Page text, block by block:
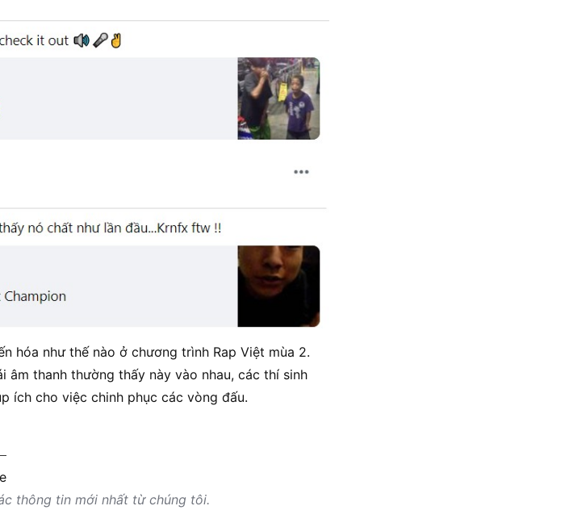
hóa như thế nào ở chương trình Rap Việt mùa 2.
âm thanh thường thấy này vào nhau, các thí sinh
ích cho việc chinh phục các vòng đấu.
thông tin mới nhất từ chúng tôi.